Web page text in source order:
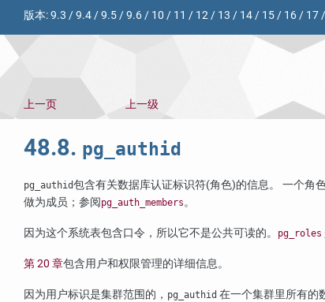
版本:9.3 /9.4/9.5/9.6/ 10 / 11 / 12/ 13 / 14/ 15/ 16/ 17/
上一页
上一级
48.8. pg_authid
pg_authid包含有关数据库认证标识符(角色)的信息。 一个角
做为成员；参阅pg_auth_members。
因为这个系统表包含口令，所以它不是公共可读的。 pg_roles
第 20 章包含用户和权限管理的详细信息。
因为用户标识是集群范围的， pg_authid 在一个集群里所有的